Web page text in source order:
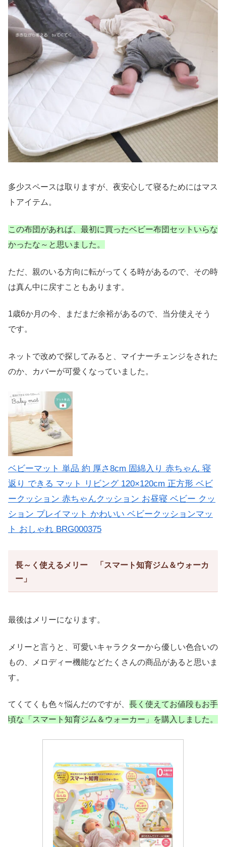
多少スペースは取りますが、夜安心して寝るためにはマス
トアイテム。
この布団があれば、最初に買ったベビー布団セットいらな
かったな～と思いました。
ただ、親のいる方向に転がってくる時があるので、その時
は真ん中に戻すこともあります。
1歳6か月の今、まだまだ余裕があるので、当分使えそう
です。
ネットで改めで探してみると、マイナーチェンジをされた
のか、カバーが可愛くなっていました。
ベビーマット 単品 約 厚さ8cm 固綿入り 赤ちゃん 寝
返り できる マット リビング 120×120cm 正方形 ベビ
ークッション 赤ちゃんクッション お昼寝 ベビー クッ
ション プレイマット かわいい ベビークッションマッ
ト おしゃれ BRG000375
長～く使えるメリー 「スマート知育ジム＆ウォーカ
ー」
最後はメリーになります。
メリーと言うと、可愛いキャラクターから優しい色合いの
もの、メロディー機能などたくさんの商品があると思いま
す。
てくてくも色々悩んだのですが、 長く使えてお値段もお手
頃な「スマート知育ジム＆ウォーカー」を購入しました。